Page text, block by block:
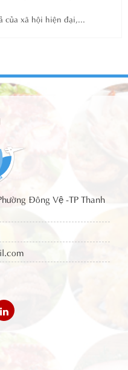
của xã hội hiện đại,...
Đông Vệ -TP Thanh